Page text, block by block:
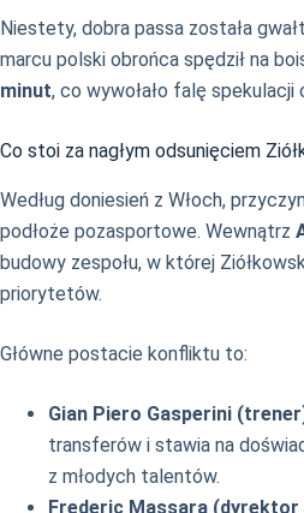
Niestety, dobra passa została
marcu polski obrońca spędził na
minut, co wywołało falę spekulacji
Co stoi za nagłym odsunięciem
Według doniesień z Włoch,
podłoże pozasportowe. Wewnątrz
budowy zespołu, w której
priorytetów.
Główne postacie konfliktu to:
Gian Piero Gasperini
transferów i stawia na
z młodych talentów.
Frederic Massara